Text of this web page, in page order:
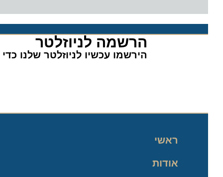
הרשמה לניוזלטר​
הירשמו עכשיו לניוזלטר שלנו כדי
ראשי
אודות